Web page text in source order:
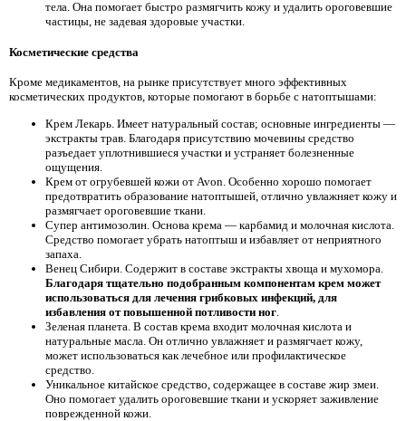
тела. Она помогает быстро размягчить кожу и удалить ороговевшие
частицы, не задевая здоровые участки.
Косметические средства
Кроме медикаментов, на рынке присутствует много эффективных
косметических продуктов, которые помогают в борьбе с натоптышами:
Крем Лекарь. Имеет натуральный состав; основные ингредиенты —
экстракты трав. Благодаря присутствию мочевины средство
разъедает уплотнившиеся участки и устраняет болезненные
ощущения.
Крем от огрубевшей кожи от Avon. Особенно хорошо помогает
предотвратить образование натоптышей, отлично увлажняет кожу и
размягчает ороговевшие ткани.
Супер антимозолин. Основа крема — карбамид и молочная кислота.
Средство помогает убрать натоптыш и избавляет от неприятного
запаха.
Венец Сибири. Содержит в составе экстракты хвоща и мухомора.
Благодаря тщательно подобранным компонентам крем может
использоваться для лечения грибковых инфекций, для
избавления от повышенной потливости ног
Зеленая планета. В состав крема входит молочная кислота и
натуральные масла. Он отлично увлажняет и размягчает кожу,
может использоваться как лечебное или профилактическое
средство.
Уникальное китайское средство, содержащее в составе жир змеи.
Оно помогает удалить ороговевшие ткани и ускоряет заживление
поврежденной кожи.